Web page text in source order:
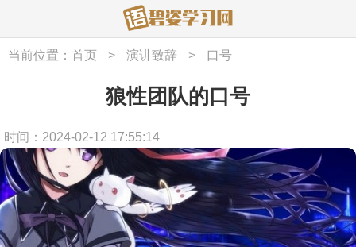
当前位置： 首页 > 演讲致辞 > 口号
狼性团队的口号
时间：2024-02-12 17:55:14